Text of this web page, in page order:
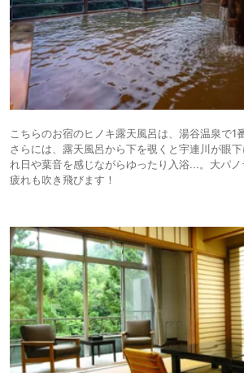
こちらのお宿のヒノキ露天風呂は、湯谷温泉で1
さらには、露天風呂から下を覗くと宇連川が眼
れ日や葉音を感じながらゆったり入浴...。大パノ
疲れも吹き飛びます！